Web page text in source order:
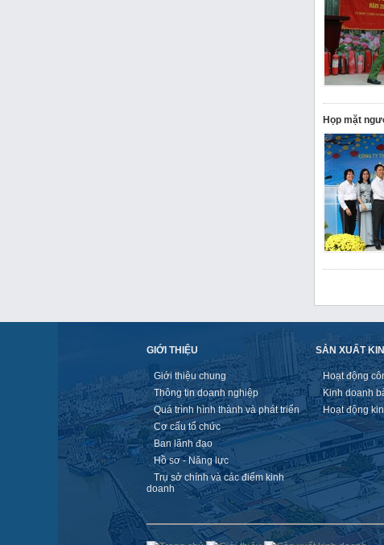
Họp mặt
GIỚI THIỆU
Giới thiệu chung
Thông tin doanh nghiệp
Quá trình hình thành và phát triển
Cơ cấu tổ chức
Ban lãnh đạo
Hồ sơ - Năng lực
Trụ sở chính và các điểm kinh
doanh
SẢN XUẤT
Hoạt động
Kinh doanh
Hoạt động